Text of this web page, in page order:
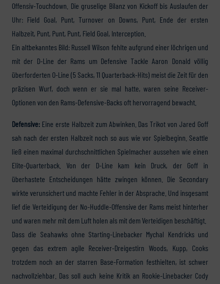
Offensiv-Touchdown. Die gruselige Bilanz von Kickoff bis Auslaufen der
Uhr: Field Goal, Punt, Turnover on Downs, Punt, Ende der ersten
Halbzeit, Punt, Punt, Punt, Field Goal, Interception.
Ein altbekanntes Bild: Russell Wilson fehlte aufgrund einer löchrigen und
mit der D-Line der Rams um Defensive Tackle Aaron Donald völlig
überforderten O-Line (5 Sacks, 11 Quarterback-Hits) meist die Zeit für den
präzisen Wurf, doch wenn er sie mal hatte, waren seine Receiver-
Optionen von den Rams-Defensive-Backs oft hervorragend bewacht.
Defensive: Eine erste Halbzeit zum Abwinken. Das Trikot von Jared Goff
sah nach der ersten Halbzeit noch so aus wie vor Spielbeginn. Seattle
ließ einen maximal durchschnittlichen Spielmacher aussehen wie einen
Elite-Quarterback. Von der D-Line kam kein Druck, der Goff in
überhastete Entscheidungen hätte zwingen können. Die Secondary
wirkte verunsichert und machte Fehler in der Absprache. Und insgesamt
lief die Verteidigung der No-Huddle-Offensive der Rams meist hinterher
und waren mehr mit dem Luft holen als mit dem Verteidigen beschäftigt.
Dass die Seahawks ohne Starting-Linebacker Mychal Kendricks und
gegen das extrem agile Receiver-Dreigestirn Woods, Kupp, Cooks
trotzdem noch an der starren Base-Formation festhielten, ist schwer
nachvollziehbar. Das soll auch keine Kritik an Rookie-Linebacker Cody